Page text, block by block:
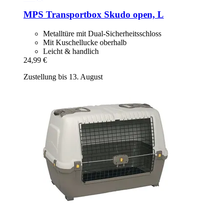
MPS Transportbox Skudo open, L
Metalltüre mit Dual-Sicherheitsschloss
Mit Kuschellucke oberhalb
Leicht & handlich
24,99 €
Zustellung bis 13. August